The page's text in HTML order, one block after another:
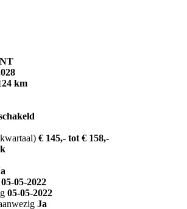
km
€ 145,- tot € 158,-
05-05-2022
05-05-2022
Ja